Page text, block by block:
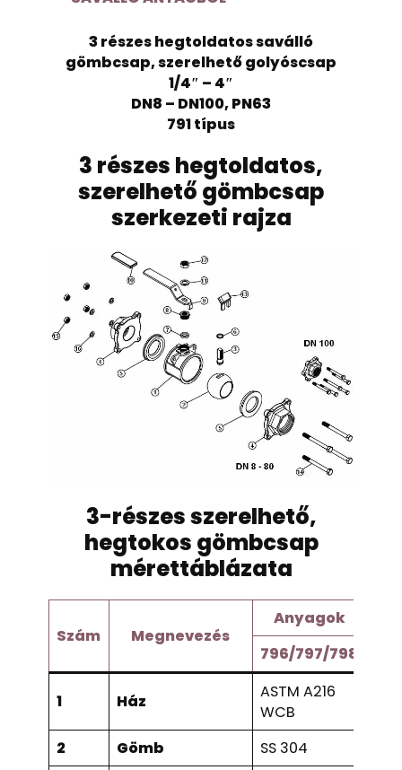
3 részes hegtoldatos saválló
gömbcsap, szerelhető golyóscsap
1/4″ – 4″
DN8 – DN100, PN63
791 típus
3 részes hegtoldatos,
szerelhető gömbcsap
szerkezeti rajza
3-részes szerelhető,
hegtokos gömbcsap
mérettáblázata
Szám Megnevezés
Anyagok
796/797/798
1 Ház
ASTM A216
WCB
2 Gömb SS 304